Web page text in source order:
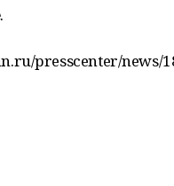
presscenter/news/